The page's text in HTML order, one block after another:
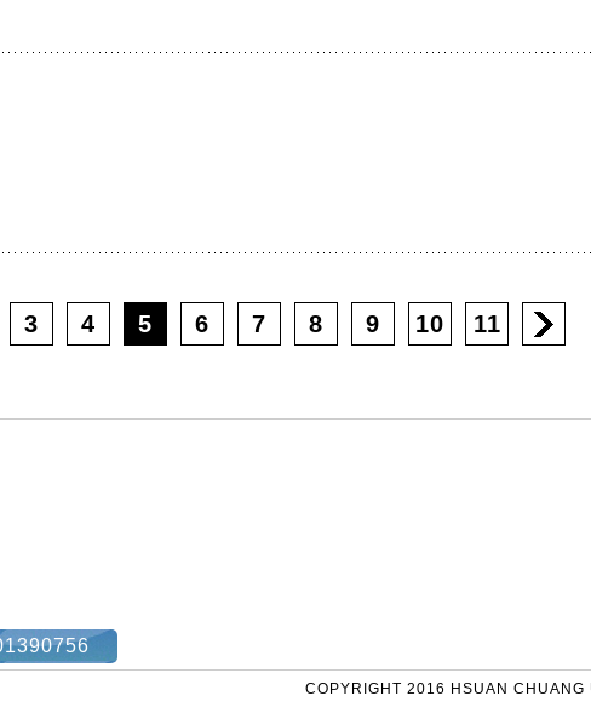
3 4 5 6 7 8 9 10 11
COPYRIGHT 2016 HSUAN